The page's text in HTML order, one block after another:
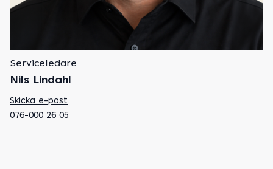
Serviceledare
Nils Lindahl
Skicka e-post
076-000 26 05